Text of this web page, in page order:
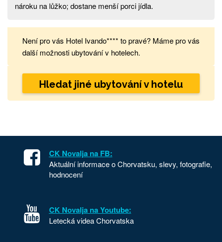
nároku na lůžko; dostane menší porci jídla.
Není pro vás Hotel Ivando**** to pravé? Máme pro vás
další možnosti ubytování v hotelech.
Hledat jiné ubytování v hotelu
CK Novalja na FB:
Aktuální informace o Chorvatsku, slevy, fotografie,
hodnocení
CK Novalja na Youtube:
Letecká videa Chorvatska